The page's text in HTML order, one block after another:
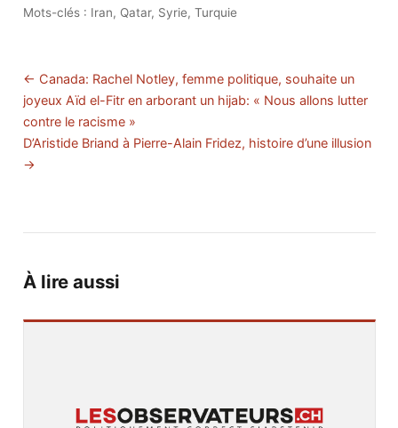
Mots-clés : Iran, Qatar, Syrie, Turquie
← Canada: Rachel Notley, femme politique, souhaite un
joyeux Aïd el-Fitr en arborant un hijab: « Nous allons lutter
contre le racisme »
D’Aristide Briand à Pierre-Alain Fridez, histoire d’une illusion
→
À lire aussi